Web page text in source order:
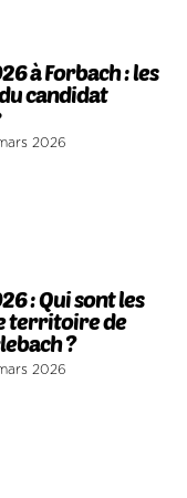
à Forbach : les
candidat
2026
: Qui sont les
territoire de
?
2026